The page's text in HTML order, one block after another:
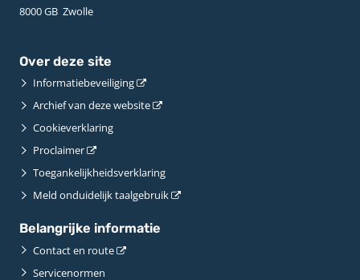
8000 GB ­ Zwolle
Over deze site
Informatiebeveiliging
Archief van deze website
Cookieverklaring
Proclaimer
Toegankelijkheidsverklaring
Meld onduidelijk taalgebruik
Belangrijke informatie
Contact en route
Servicenormen